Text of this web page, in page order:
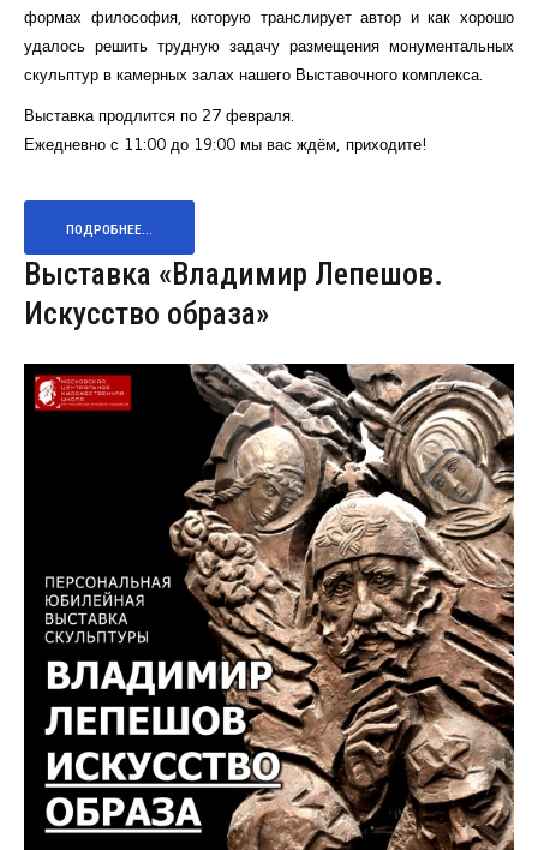
формах философия, которую транслирует автор и как хорошо
удалось решить трудную задачу размещения монументальных
скульптур в камерных залах нашего Выставочного комплекса.
Выставка продлится по 27 февраля.
Ежедневно с 11:00 до 19:00 мы вас ждём, приходите!
ПОДРОБНЕЕ...
Выставка «Владимир Лепешов.
Искусство образа»